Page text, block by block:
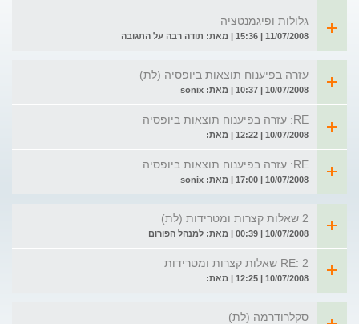
גלולות ופיגמנטציה
11/07/2008 | 15:36 | מאת: תודה רבה על התגובה
עזרה בפיענוח תוצאות ביופסיה (לת)
10/07/2008 | 10:37 | מאת: sonix
RE: עזרה בפיענוח תוצאות ביופסיה
10/07/2008 | 12:22 | מאת:
RE: עזרה בפיענוח תוצאות ביופסיה
10/07/2008 | 17:00 | מאת: sonix
2 שאלות קצרות ומטרידות (לת)
10/07/2008 | 00:39 | מאת: למנהל הפורום
RE: 2 שאלות קצרות ומטרידות
10/07/2008 | 12:25 | מאת:
סקלרודרמה (לת)